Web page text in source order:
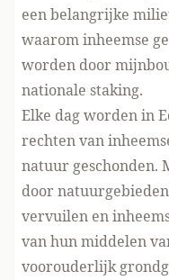
een belangrijke
waarom inheemse
worden door
nationale staking.
Elke dag worden in
rechten van
natuur geschonden.
door
vervuilen en
van hun middelen
voorouderlijk